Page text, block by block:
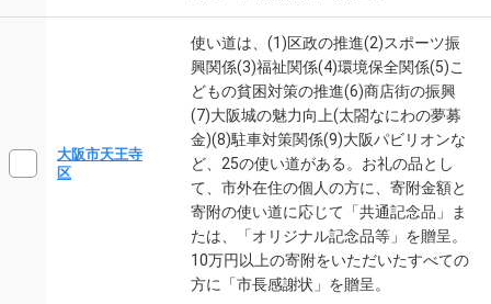
大阪市天王寺
区
使い道は、(1)区政の推進(2)スポーツ振
興関係(3)福祉関係(4)環境保全関係(5)こ
どもの貧困対策の推進(6)商店街の振興
(7)大阪城の魅力向上(太閤なにわの夢募
金)(8)駐車対策関係(9)大阪パビリオンな
ど、25の使い道がある。お礼の品とし
て、市外在住の個人の方に、寄附金額と
寄附の使い道に応じて「共通記念品」ま
たは、「オリジナル記念品等」を贈呈。
10万円以上の寄附をいただいたすべての
方に「市長感謝状」を贈呈。